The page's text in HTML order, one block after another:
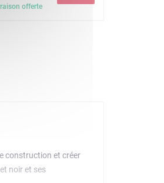
offerte
construction et créer
noir et ses